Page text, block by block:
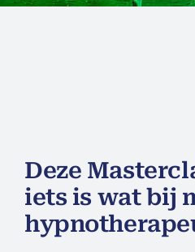
Deze
iets is wat bij